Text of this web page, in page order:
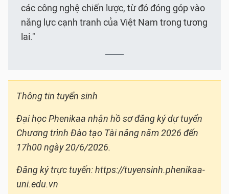
các công nghệ chiến lược, từ đó đóng góp vào
năng lực cạnh tranh của Việt Nam trong tương
lai."
Thông tin tuyển sinh
Đại học Phenikaa nhận hồ sơ đăng ký dự tuyển
Chương trình Đào tạo Tài năng năm 2026 đến
17h00 ngày 20/6/2026.
Đăng ký trực tuyến: https://tuyensinh.phenikaa-
uni.edu.vn